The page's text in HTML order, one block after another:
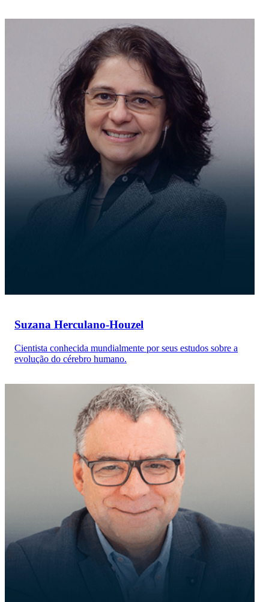
Suzana Herculano-Houzel
Cientista conhecida mundialmente por seus estudos sobre a
evolução do cérebro humano.